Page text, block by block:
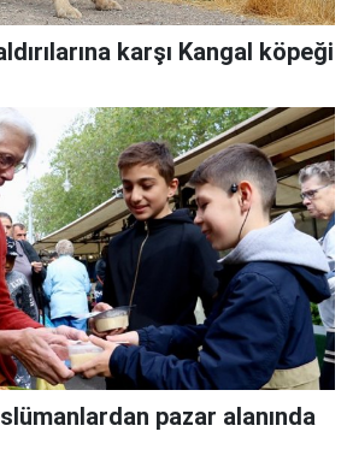
karşı Kangal köpeği
pazar alanında